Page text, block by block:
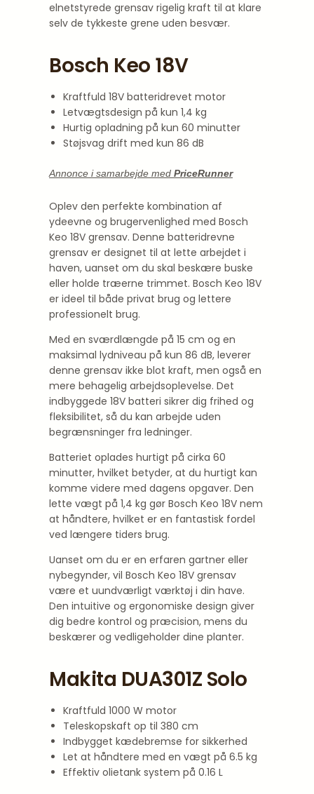
elnetstyrede grensav rigelig kraft til at klare
selv de tykkeste grene uden besvær.
Bosch Keo 18V
Kraftfuld 18V batteridrevet motor
Letvægtsdesign på kun 1,4 kg
Hurtig opladning på kun 60 minutter
Støjsvag drift med kun 86 dB
Annonce i samarbejde med PriceRunner
Oplev den perfekte kombination af
ydeevne og brugervenlighed med Bosch
Keo 18V grensav. Denne batteridrevne
grensav er designet til at lette arbejdet i
haven, uanset om du skal beskære buske
eller holde træerne trimmet. Bosch Keo 18V
er ideel til både privat brug og lettere
professionelt brug.
Med en sværdlængde på 15 cm og en
maksimal lydniveau på kun 86 dB, leverer
denne grensav ikke blot kraft, men også en
mere behagelig arbejdsoplevelse. Det
indbyggede 18V batteri sikrer dig frihed og
fleksibilitet, så du kan arbejde uden
begrænsninger fra ledninger.
Batteriet oplades hurtigt på cirka 60
minutter, hvilket betyder, at du hurtigt kan
komme videre med dagens opgaver. Den
lette vægt på 1,4 kg gør Bosch Keo 18V nem
at håndtere, hvilket er en fantastisk fordel
ved længere tiders brug.
Uanset om du er en erfaren gartner eller
nybegynder, vil Bosch Keo 18V grensav
være et uundværligt værktøj i din have.
Den intuitive og ergonomiske design giver
dig bedre kontrol og præcision, mens du
beskærer og vedligeholder dine planter.
Makita DUA301Z Solo
Kraftfuld 1000 W motor
Teleskopskaft op til 380 cm
Indbygget kædebremse for sikkerhed
Let at håndtere med en vægt på 6.5 kg
Effektiv olietank system på 0.16 L